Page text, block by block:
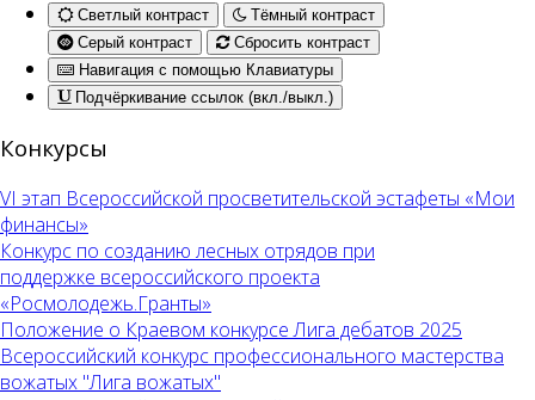
Светлый контраст
Тёмный контраст
Серый контраст
Сбросить контраст
Навигация с помощью Клавиатуры
Подчёркивание ссылок (вкл./выкл.)
Конкурсы
VI этап Всероссийской просветительской эстафеты «Мои
финансы»
Конкурс по созданию лесных отрядов при
поддержке всероссийского проекта
«Росмолодежь.Гранты»
Положение о Краевом конкурсе Лига дебатов 2025
Всероссийский конкурс профессионального мастерства
вожатых "Лига вожатых"